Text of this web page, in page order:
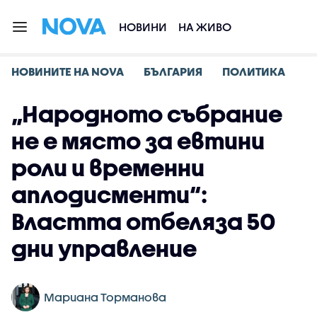
НОВИНИ НА ЖИВО
НОВИНИТЕ НА NOVA БЪЛГАРИЯ ПОЛИТИКА
„Народното събрание
не е място за евтини
роли и временни
аплодисменти“:
Властта отбеляза 50
дни управление
Мариана Торманова